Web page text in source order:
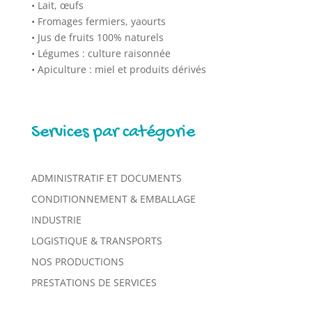
• Lait, œufs
• Fromages fermiers, yaourts
• Jus de fruits 100% naturels
• Légumes : culture raisonnée
• Apiculture : miel et produits dérivés
Services par catégorie
ADMINISTRATIF ET DOCUMENTS
CONDITIONNEMENT & EMBALLAGE
INDUSTRIE
LOGISTIQUE & TRANSPORTS
NOS PRODUCTIONS
PRESTATIONS DE SERVICES